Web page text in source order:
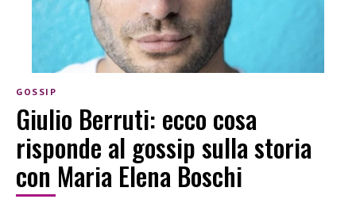
GOSSIP
Giulio Berruti: ecco cosa
risponde al gossip sulla storia
con Maria Elena Boschi